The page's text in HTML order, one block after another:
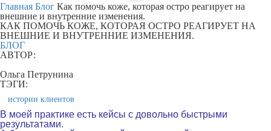
Главная Блог Как помочь коже, которая остро реагирует на
внешние и внутренние изменения.
КАК ПОМОЧЬ КОЖЕ, КОТОРАЯ ОСТРО РЕАГИРУЕТ НА
ВНЕШНИЕ И ВНУТРЕННИЕ ИЗМЕНЕНИЯ.
БЛОГ
АВТОР:
Ольга Петрунина
ТЭГИ:
истории клиентов
В моей практике есть кейсы с довольно быстрыми
результатами.